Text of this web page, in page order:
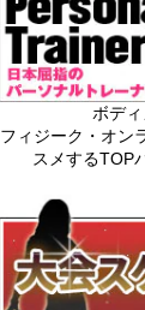
ボデ
フィジーク・オン
スメするTOP